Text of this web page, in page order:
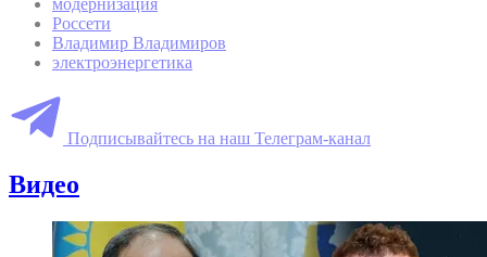
модернизация
Россети
Владимир Владимиров
электроэнергетика
Подписывайтесь на наш Телеграм-канал
Видео